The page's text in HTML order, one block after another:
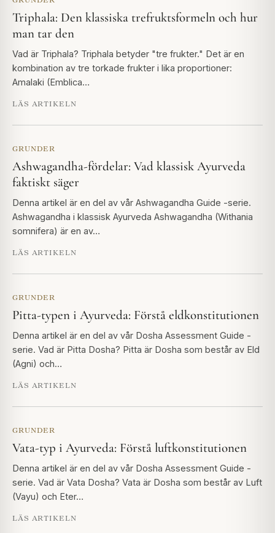
Triphala: Den klassiska trefruktsformeln och hur
man tar den
Vad är Triphala? Triphala betyder "tre frukter." Det är en
kombination av tre torkade frukter i lika proportioner:
Amalaki (Emblica…
LÄS ARTIKELN
GRUNDER
Ashwagandha-fördelar: Vad klassisk Ayurveda
faktiskt säger
Denna artikel är en del av vår Ashwagandha Guide -serie.
Ashwagandha i klassisk Ayurveda Ashwagandha (Withania
somnifera) är en av…
LÄS ARTIKELN
GRUNDER
Pitta-typen i Ayurveda: Förstå eldkonstitutionen
Denna artikel är en del av vår Dosha Assessment Guide -
serie. Vad är Pitta Dosha? Pitta är Dosha som består av Eld
(Agni) och…
LÄS ARTIKELN
GRUNDER
Vata-typ i Ayurveda: Förstå luftkonstitutionen
Denna artikel är en del av vår Dosha Assessment Guide -
serie. Vad är Vata Dosha? Vata är Dosha som består av Luft
(Vayu) och Eter…
LÄS ARTIKELN